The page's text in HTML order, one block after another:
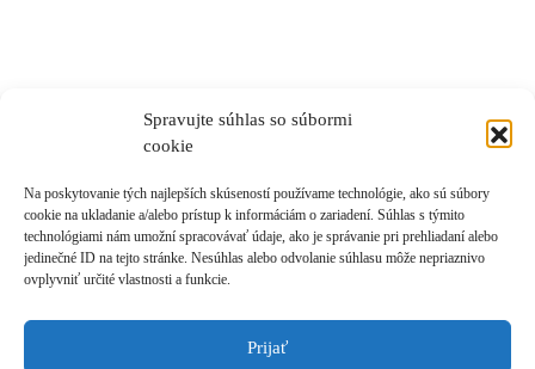
Spravujte súhlas so súbormi
cookie
Na poskytovanie tých najlepších skúseností používame technológie, ako sú súbory
cookie na ukladanie a/alebo prístup k informáciám o zariadení. Súhlas s týmito
technológiami nám umožní spracovávať údaje, ako je správanie pri prehliadaní alebo
jedinečné ID na tejto stránke. Nesúhlas alebo odvolanie súhlasu môže nepriaznivo
ovplyvniť určité vlastnosti a funkcie.
Prijať